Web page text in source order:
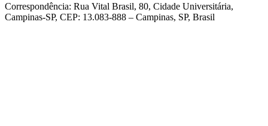
Correspondência: Rua Vital Brasil, 80, Cidade Universitária,
Campinas-SP, CEP: 13.083-888 – Campinas, SP, Brasil